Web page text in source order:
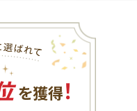
を獲得！